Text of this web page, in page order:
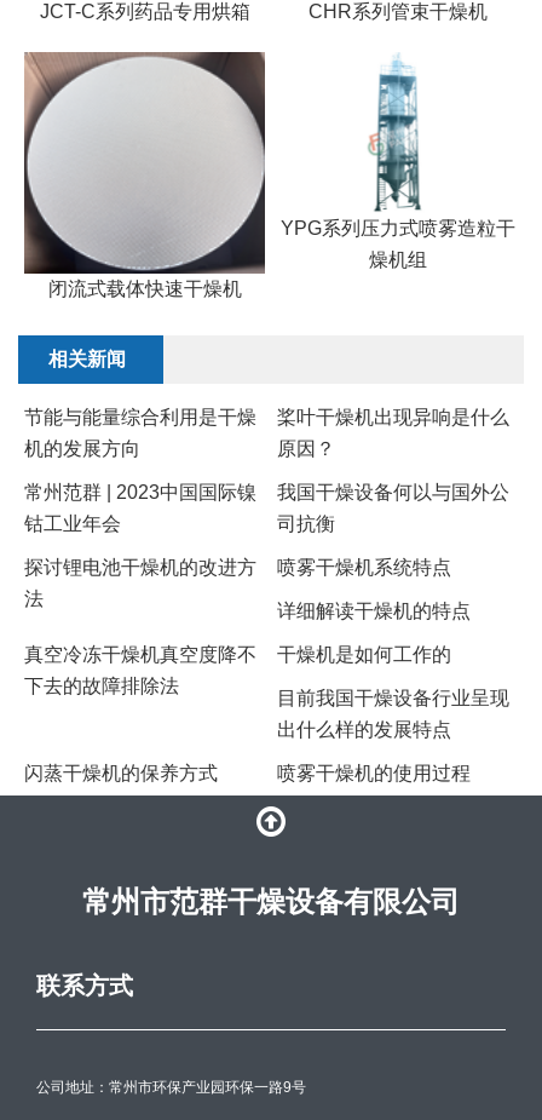
JCT-C系列药品专用烘箱 CHR系列管束干燥机
闭流式载体快速干燥机
YPG系列压力式喷雾造粒干
燥机组
相关新闻
节能与能量综合利用是干燥
机的发展方向
桨叶干燥机出现异响是什么
原因？
常州范群 | 2023中国国际镍
钴工业年会
我国干燥设备何以与国外公
司抗衡
探讨锂电池干燥机的改进方
法
喷雾干燥机系统特点
详细解读干燥机的特点
真空冷冻干燥机真空度降不
下去的故障排除法
干燥机是如何工作的
目前我国干燥设备行业呈现
出什么样的发展特点
闪蒸干燥机的保养方式 喷雾干燥机的使用过程
常州市范群干燥设备有限公司
联系方式
公司地址：常州市环保产业园环保一路9号